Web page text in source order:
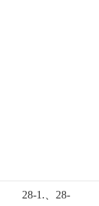
28-1.、28-